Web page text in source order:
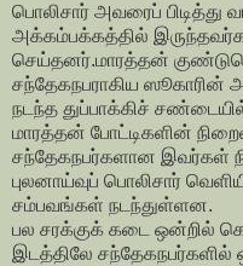
பொலிசார் அவரைப்
அக்கம்பக்கத்தில்
செய்தனர்.மாரத்தன்
சந்தேகநபராகிய
நடந்த துப்பாக்கிச்
மாரத்தன் போட்டிகளின்
சந்தேகநபர்களான இவர்கள்
புலனாய்வுப் பொலிசார்
சம்பவங்கள் நடந்துள்ளன.
பல சரக்குக் கடை ஒன்றில்
இடத்திலே சந்தேகநபர்களில்